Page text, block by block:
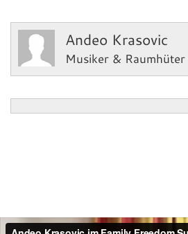
Andeo Krasovic
Musiker & Raumhüter